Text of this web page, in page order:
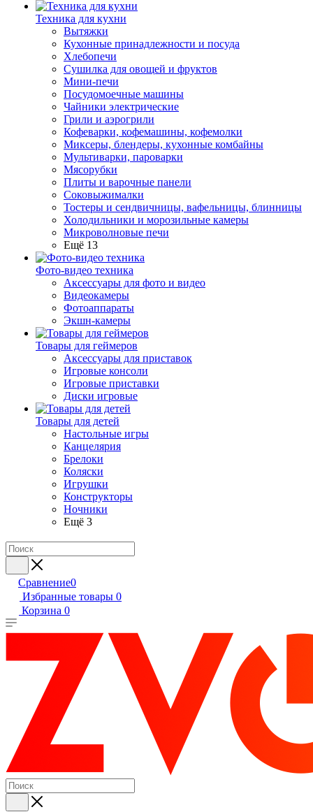
Техника для кухни
Вытяжки
Кухонные принадлежности и посуда
Хлебопечи
Сушилка для овощей и фруктов
Мини-печи
Посудомоечные машины
Чайники электрические
Грили и аэрогрили
Кофеварки, кофемашины, кофемолки
Миксеры, блендеры, кухонные комбайны
Мультиварки, пароварки
Мясорубки
Плиты и варочные панели
Соковыжималки
Тостеры и сендвичницы, вафельницы, блинницы
Холодильники и морозильные камеры
Микроволновые печи
Ещё 13
Фото-видео техника
Аксессуары для фото и видео
Видеокамеры
Фотоаппараты
Экшн-камеры
Товары для геймеров
Аксессуары для приставок
Игровые консоли
Игровые приставки
Диски игровые
Товары для детей
Настольные игры
Канцелярия
Брелоки
Коляски
Игрушки
Конструкторы
Ночники
Ещё 3
Сравнение0
Избранные товары 0
Корзина 0